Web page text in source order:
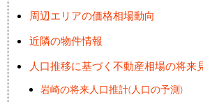
周辺エリアの価格相場動向
近隣の物件情報
人口推移に基づく不動産相場の将来
岩崎の将来人口推計(人口の予測)